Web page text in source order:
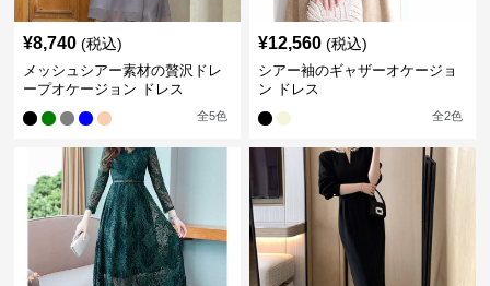
¥8,740 (税込)
メッシュシアー素材の贅沢ドレ
ープオケージョン ドレス
全5色
¥12,560 (税込)
シアー袖のギャザーオケージョ
ン ドレス
全2色